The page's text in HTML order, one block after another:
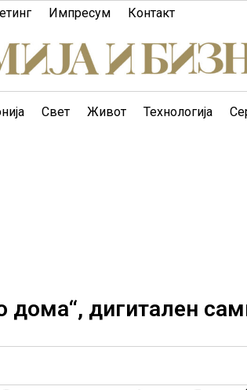
Импресум Контакт
Свет Живот Технологија
дома“, дигитален